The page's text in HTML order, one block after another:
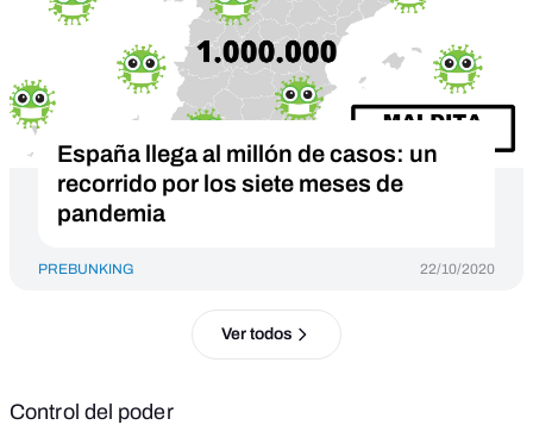
España llega al millón de casos: un
recorrido por los siete meses de
pandemia
PREBUNKING 22/10/2020
Ver todos
Control del poder